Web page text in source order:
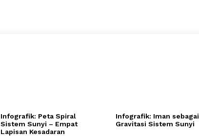
Infografik: Peta Spiral
Sistem Sunyi – Empat
Lapisan Kesadaran
Infografik: Iman sebagai
Gravitasi Sistem Sunyi